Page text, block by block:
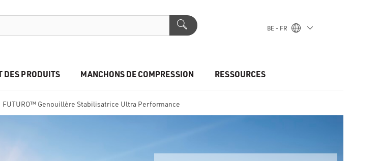
BE - FR
DES PRODUITS MANCHONS DE COMPRESSION RESSOURCES
FUTURO™ Genouillère Stabilisatrice Ultra Performance